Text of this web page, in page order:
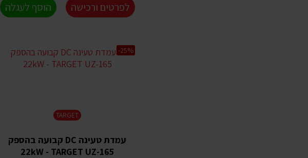
לפרטים ורכישה
הוסף לעגלה
TARGET
עמדת טעינה DC קבועה בהספק
22kW - TARGET UZ-165
-25%